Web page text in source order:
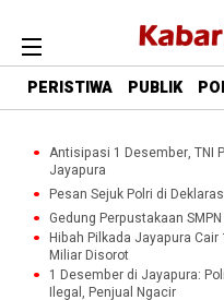
PERISTIWA PUBLIK
Antisipasi 1 Desember, TNI
Jayapura
Pesan Sejuk Polri di
Gedung Perpustakaan
Hibah Pilkada Jayapura
Miliar Disorot
1 Desember di Jayapura:
Ilegal, Penjual Ngacir